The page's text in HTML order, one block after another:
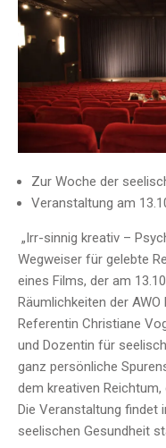
Zur Woche der
Veranstaltung am
„Irr-sinnig kreativ –
Wegweiser für gelebte
eines Films, der am
Räumlichkeiten der
Referentin Christiane
und Dozentin für
ganz persönliche
dem kreativen
Die Veranstaltung findet
seelischen Gesundheit